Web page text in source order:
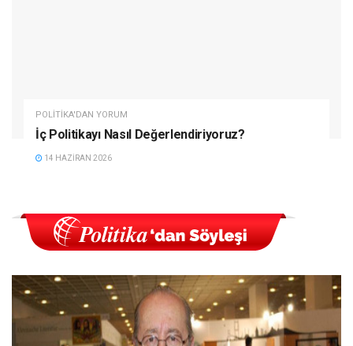
POLITIKA'DAN YORUM
İç Politikayı Nasıl Değerlendiriyoruz?
14 HAZIRAN 2026